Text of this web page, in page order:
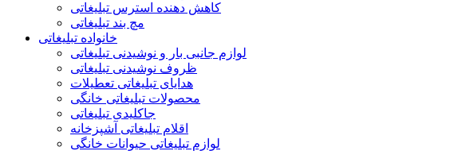
کاهش دهنده استرس تبلیغاتی
مچ بند تبلیغاتی
خانواده تبلیغاتی
لوازم جانبی بار و نوشیدنی تبلیغاتی
ظروف نوشیدنی تبلیغاتی
هدایای تبلیغاتی تعطیلات
محصولات تبلیغاتی خانگی
جاکلیدی تبلیغاتی
اقلام تبلیغاتی آشپزخانه
لوازم تبلیغاتی حیوانات خانگی